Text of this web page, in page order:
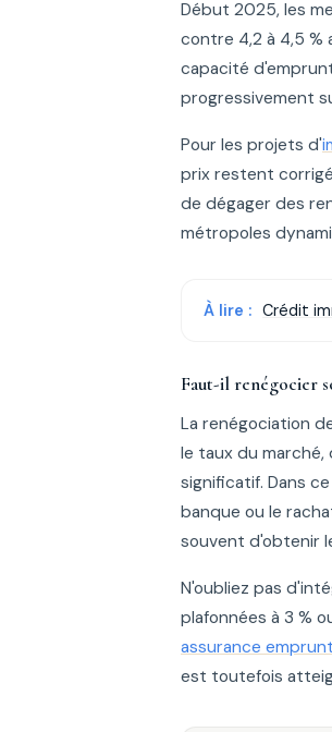
Début 2025, les
contre 4,2 à 4,5 %
capacité
progressivement
Pour les projets d'
prix restent
de dégager des
métropoles
À lire : Crédit
Faut-il renégocier
La renégociation
le taux du
significatif. Dans
banque ou le
souvent d'obtenir
N'oubliez pas
plafonnées à 3 %
assurance
est toutefois